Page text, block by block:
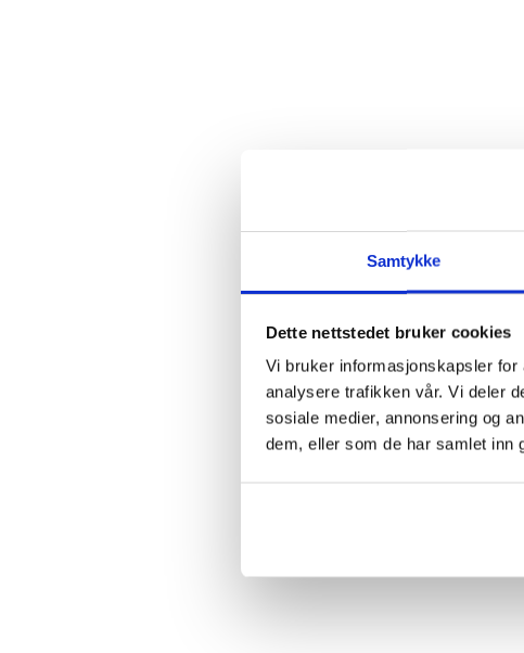
Samtykke
Dette nettstedet bruker cookies
Vi bruker informasjonskapsler
analysere trafikken vår. Vi deler
sosiale medier, annonsering og
dem, eller som de har samlet inn